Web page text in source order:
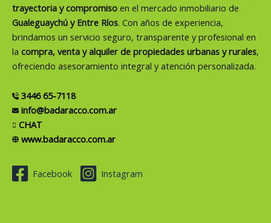
trayectoria y compromiso en el mercado inmobiliario de
Gualeguaychú y Entre Ríos. Con años de experiencia,
brindamos un servicio seguro, transparente y profesional en
la compra, venta y alquiler de propiedades urbanas y rurales,
ofreciendo asesoramiento integral y atención personalizada.
3446 65-7118
info@badaracco.com.ar
CHAT
www.badaracco.com.ar
Facebook Instagram